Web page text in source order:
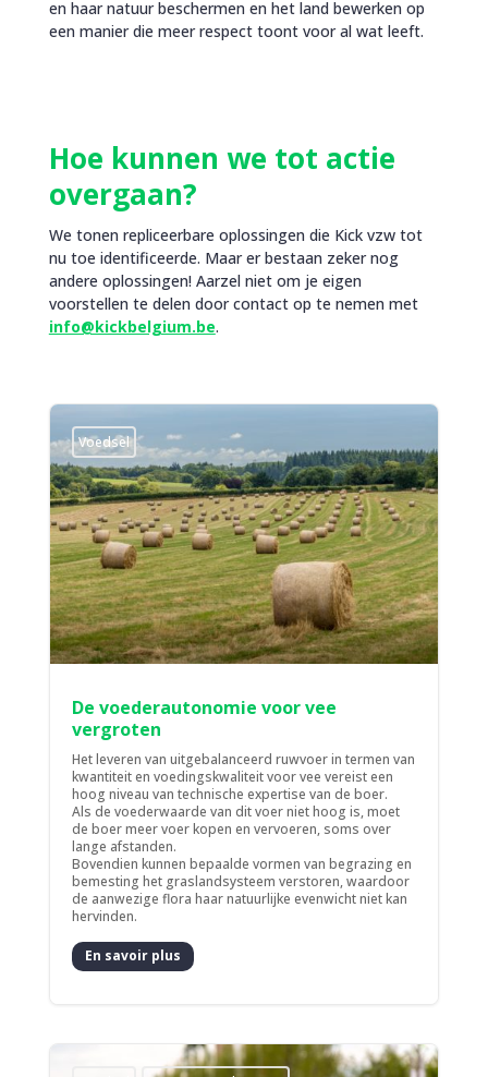
en haar natuur beschermen en het land bewerken op
een manier die meer respect toont voor al wat leeft.
Hoe kunnen we tot actie
overgaan?
We tonen repliceerbare oplossingen die Kick vzw tot
nu toe identificeerde. Maar er bestaan zeker nog
andere oplossingen! Aarzel niet om je eigen
voorstellen te delen door contact op te nemen met
info@kickbelgium.be.
Voedsel
De voederautonomie voor vee
vergroten
Het leveren van uitgebalanceerd ruwvoer in termen van
kwantiteit en voedingskwaliteit voor vee vereist een
hoog niveau van technische expertise van de boer.
Als de voederwaarde van dit voer niet hoog is, moet
de boer meer voer kopen en vervoeren, soms over
lange afstanden.
Bovendien kunnen bepaalde vormen van begrazing en
bemesting het graslandsysteem verstoren, waardoor
de aanwezige flora haar natuurlijke evenwicht niet kan
hervinden.
En savoir plus